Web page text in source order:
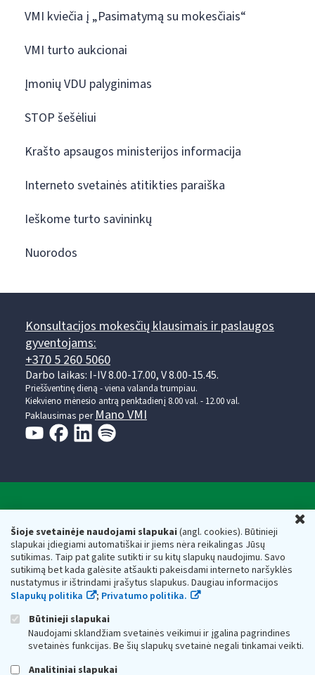
Šioje svetainėje naudojami slapukai(angl. cookies). Būtinieji
slapukai įdiegiami automatiškai ir jiems nėra reikalingas Jūsų
sutikimas. Taip pat galite sutikti ir su kitų slapukų naudojimu. Savo
sutikimą bet kada galėsite atšaukti pakeisdami interneto naršyklės
nustatymus ir ištrindami įrašytus slapukus. Daugiau informacijos
Slapukų politika
; Privatumo politika.
Būtinieji slapukai
Naudojami sklandžiam svetainės veikimui ir įgalina pagrindines
svetainės funkcijas. Be šių slapukų svetainė negali tinkamai veikti.
Analitiniai slapukai
VMI kviečia į „Pasimatymą su mokesčiais“
VMI turto aukcionai
Įmonių VDU palyginimas
STOP šešėliui
Krašto apsaugos ministerijos informacija
Interneto svetainės atitikties paraiška
Ieškome turto savininkų
Nuorodos
Konsultacijos mokesčių klausimais ir paslaugos
gyventojams:
+370 5 260 5060
Darbo laikas: I-IV 8.00-17.00, V 8.00-15.45.
Prieššventinę dieną - viena valanda trumpiau.
Kiekvieno mėnesio antrą penktadienį 8.00 val. - 12.00 val.
Paklausimas per Mano VMI
Respublikos finansų ministerijos
Biudžetinė įstaiga. Juridinio asmens kodas — 188659752,
adresas: Vasario 16-osios g. 14, 01107 Vilnius, Lietuva, el.paštas:
vmi@vmi.lt, E. pristatymo dėžutės adresas 188659752
Duomenys apie Valstybinę mokesčių inspekciją prie Lietuvos
Respublikos finansų ministerijos kaupiami ir saugomi Juridinių